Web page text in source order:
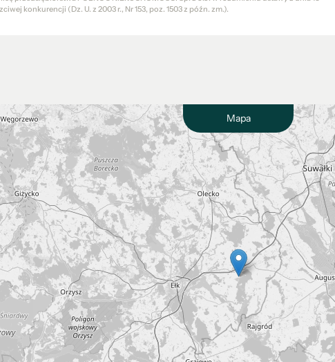
konkurencji (Dz. U. z 2003 r., Nr 153, poz. 1503 z późn. zm.).
Mapa